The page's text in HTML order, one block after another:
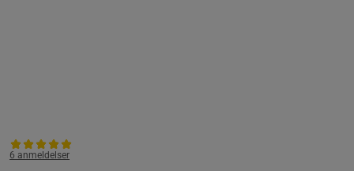
6 anmeldelser